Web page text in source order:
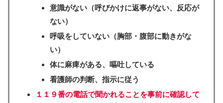
意識がない（呼びかけに返事がない、反応が
ない）
呼吸をしていない（胸部・腹部に動きがな
い）
体に麻痺がある、嘔吐している
看護師の判断、指示に従う
１１９番の電話で聞かれることを事前に確認して